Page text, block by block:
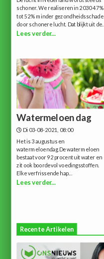
schoner. We realiseren in 2030 47%
tot 52% minder gezondheidsschade
door schonere lucht. Dat blijkt uit de...
Lees verder...
Watermeloen dag
Di 03-08-2021, 08:00
Het is 3 augustus en
watermeloendag.De watermeloen
bestaat voor 92 procent uit water en
zit ook boordevol voedingsstoffen.
Elke verfrissende hap...
Lees verder...
Recente Artikelen